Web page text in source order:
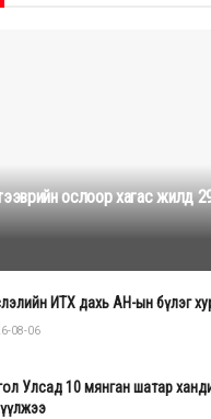
ослоор хагас жилд
ИТХ дахь АН-ын бүлэг
08-06
Улсад 10 мянган шатар